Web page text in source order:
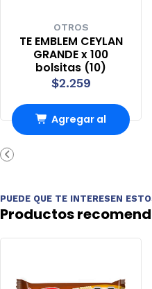
OTROS
TE EMBLEM CEYLAN
GRANDE x 100
bolsitas (10)
$2.259
Agregar al
PUEDE QUE TE INTERESEN
Productos